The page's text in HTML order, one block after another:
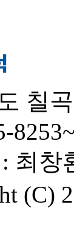
칠
최
(C)